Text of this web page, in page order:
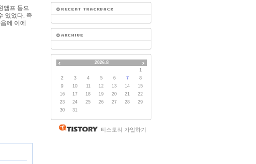
앰프 등으
있었다. 즉
에 이에
2026.8
1
2
3 4 5 6 7
8
9
10 11 12 13 14
15
16
17 18 19 20 21
22
23
24 25 26 27 28
29
30
31
티스토리 가입하기